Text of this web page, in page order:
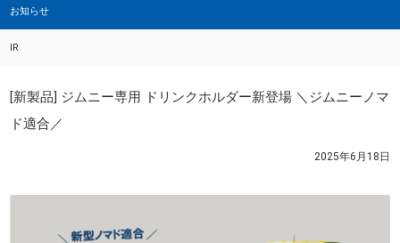
お知らせ
IR
[新製品] ジムニー専用 ドリンクホルダー新登場 ＼ジムニーノマ
ド適合／
2025年6月18日